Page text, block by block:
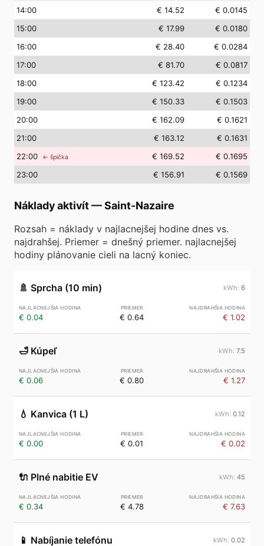
14:00 € 14.52
€ 0.0145
15:00 € 17.99
€ 0.0180
16:00 € 28.40
€ 0.0284
17:00 € 81.70
€ 0.0817
18:00 € 123.42
€ 0.1234
19:00 € 150.33
€ 0.1503
20:00 € 162.09
€ 0.1621
21:00 € 163.12
€ 0.1631
22:00 ← špička € 169.52
€ 0.1695
23:00 € 156.91 € 0.1569
Náklady aktivít—Saint-Nazaire
Rozsah = náklady v najlacnejšej hodine dnes vs.
najdrahšej. Priemer = dnešný priemer. najlacnejšej
hodiny plánovanie cieli na lacný koniec.
🚿 Sprcha (10 min) 6
€ 0.04 € 0.64 € 1.02
🛁 Kúpeľ 7.5
€ 0.06 € 0.80 € 1.27
💧 Kanvica (1 L) 0.12
€ 0.00 € 0.01 € 0.02
🔌 Plné nabitie EV 45
€ 0.34 € 4.78 € 7.63
📱 Nabíjanie telefónu 0.02